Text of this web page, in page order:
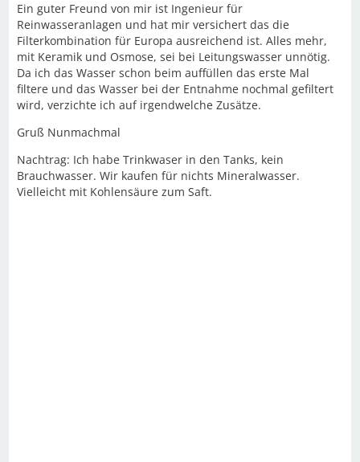
Ein guter Freund von mir ist Ingenieur für
Reinwasseranlagen und hat mir versichert das die
Filterkombination für Europa ausreichend ist. Alles mehr,
mit Keramik und Osmose, sei bei Leitungswasser unnötig.
Da ich das Wasser schon beim auffüllen das erste Mal
filtere und das Wasser bei der Entnahme nochmal gefiltert
wird, verzichte ich auf irgendwelche Zusätze.
Gruß Nunmachmal
Nachtrag: Ich habe Trinkwaser in den Tanks, kein
Brauchwasser. Wir kaufen für nichts Mineralwasser.
Vielleicht mit Kohlensäure zum Saft.